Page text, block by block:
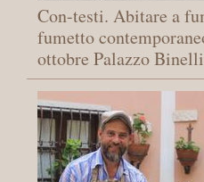
Con-testi. Abitare a
fumetto
ottobre Palazzo